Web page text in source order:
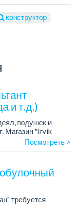
конструктор
и т.д.)
подушек и
Магазин "Irvik
Посмотреть >
требуется